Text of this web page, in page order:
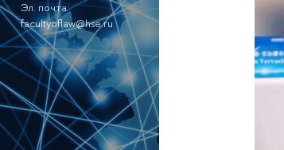
Эл. почта:
facultyoflaw@hse.ru